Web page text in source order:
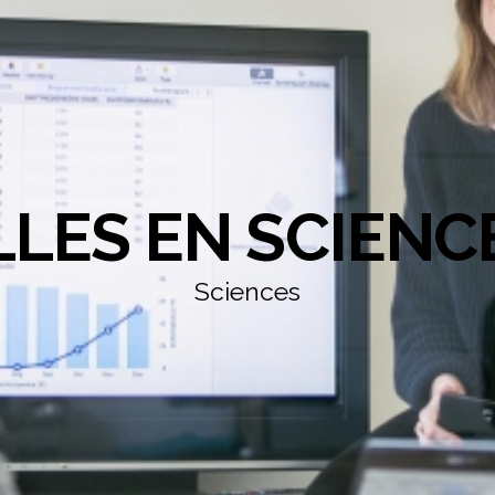
EN
Sciences